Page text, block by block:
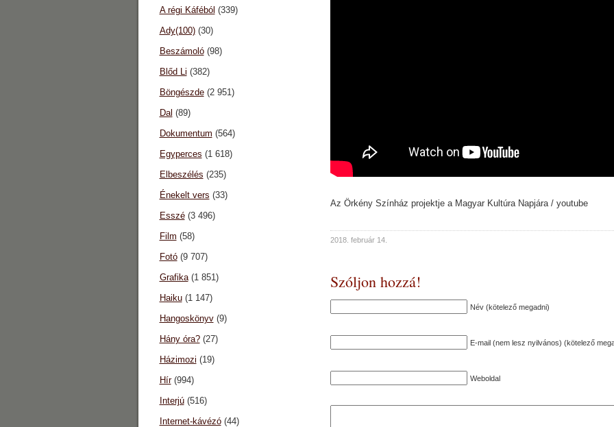
Az Örkény Színház projektje a Magyar Kultúra Napjára / youtube
2018. február 14.
Szóljon hozzá!
Név (kötelező megadni)
E-mail (nem lesz nyilvános) (kötelező
Weboldal
A régi Káféból (339)
Ady(100)(30)
Beszámoló(98)
Blőd Li (382)
Böngészde(2 951)
Dal (89)
Dokumentum (564)
Egyperces (1 618)
Elbeszélés (235)
Énekelt vers (33)
Esszé(3 496)
Film (58)
Fotó(9 707)
Grafika(1 851)
Haiku(1 147)
Hangoskönyv(9)
Hány óra?(27)
Házimozi (19)
Hír(994)
Interjú(516)
Internet-kávézó(44)